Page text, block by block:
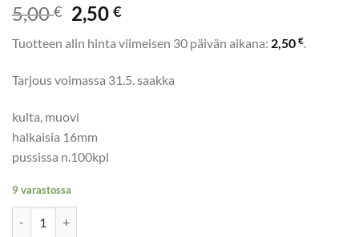
5,00€ Alkuperäinen
hinta
oli:
5,00 €.
2,50€Nykyinen
on:
2,50 €.
Tuotteen alin hinta viimeisen 30 päivän aikana: 2,50 €.
Tarjous voimassa 31.5. saakka
kulta, muovi
halkaisia 16mm
pussissa n.100kpl
9 varastossa